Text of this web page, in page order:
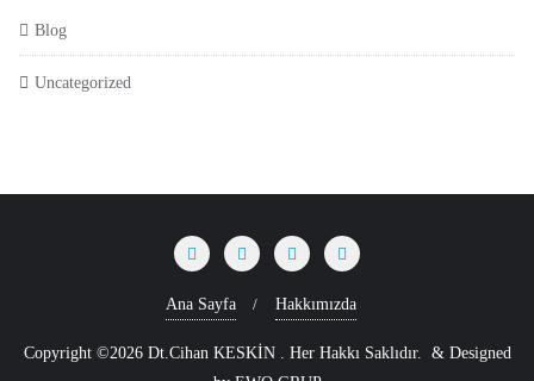
Blog
Uncategorized
Ana Sayfa Hakkımızda
Copyright ©2026 Dt.Cihan KESKİN . Her Hakkı Saklıdır. & Designed